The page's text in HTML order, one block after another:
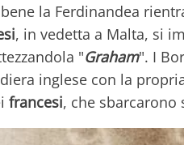
la Ferdinandea
, in vedetta a Malta, si
"Graham". I
inglese con la
francesi, che sbarcarono